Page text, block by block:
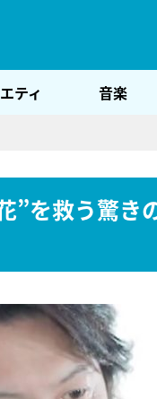
ティ 音楽
”を救う驚き